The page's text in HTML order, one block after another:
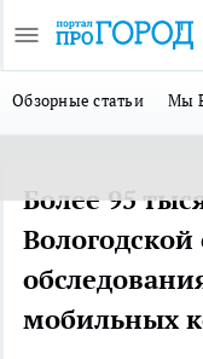
Обзорные статьи Мы
Более 95
мобильных